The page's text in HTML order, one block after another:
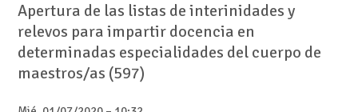
Apertura de las listas de interinidades y
relevos para impartir docencia en
determinadas especialidades del cuerpo de
maestros/as (597)